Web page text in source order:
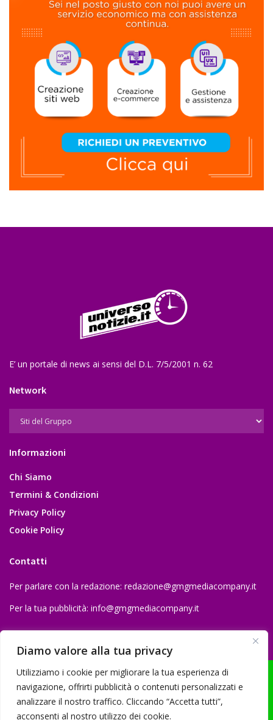
Diamo valore alla tua privacy
Utilizziamo i cookie per migliorare la tua esperienza di
navigazione, offrirti pubblicità o contenuti personalizzati e
analizzare il nostro traffico. Cliccando “Accetta tutti”,
acconsenti al nostro utilizzo dei cookie.
E’ un portale di news ai sensi del D.L. 7/5/2001 n. 62
Network
Informazioni
Chi Siamo
Termini & Condizioni
Privacy Policy
Cookie Policy
Contatti
Per parlare con la redazione: redazione@gmgmediacompany.it
Per la tua pubblicità: info@gmgmediacompany.it
© 2026 GMG Media Company Di Mossutti Gianluca | Sede legale: Corso